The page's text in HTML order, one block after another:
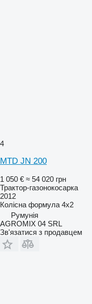
4
MTD JN 200
1 050 € ≈ 54 020 грн
Трактор-газонокосарка
2012
Колісна формула 4x2
Румунія
AGROMIX 04 SRL
Зв'язатися з продавцем